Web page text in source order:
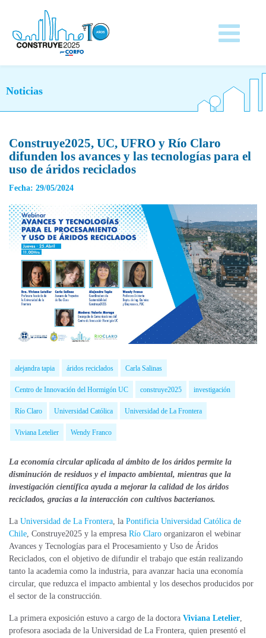
Noticias
Construye2025, UC, UFRO y Río Claro
difunden los avances y las tecnologías para el
uso de áridos reciclados
Fecha: 29/05/2024
alejandra tapia áridos reciclados Carla Salinas
Centro de Innovación del Hormigón UC construye2025 investigación
Río Claro Universidad Católica Universidad de La Frontera
Viviana Letelier Wendy Franco
La economía circular aplicada al ámbito de los áridos permite la
disminución de residuos y el impacto ambiental, mientras que la
investigación científica ayuda a mejorar la calidad de los áridos
reciclados, gracias a la interacción con cultivos bacterianos.
La Universidad de La Frontera, la Pontificia Universidad Católica de
Chile, Construye2025 y la empresa Río Claro organizaron el webinar
Avances y Tecnologías para el Procesamiento y Uso de Áridos
Reciclados, con el objetivo de difundir el trabajo que están realizando
tanto la academia como la industria, para avanzar hacia una economía
circular, que reduzca el impacto ambiental y los desechos producidos por
el sector de la construcción.
La primera exposición estuvo a cargo de la doctora Viviana Letelier,
profesora asociada de la Universidad de La Frontera, quien presentó el